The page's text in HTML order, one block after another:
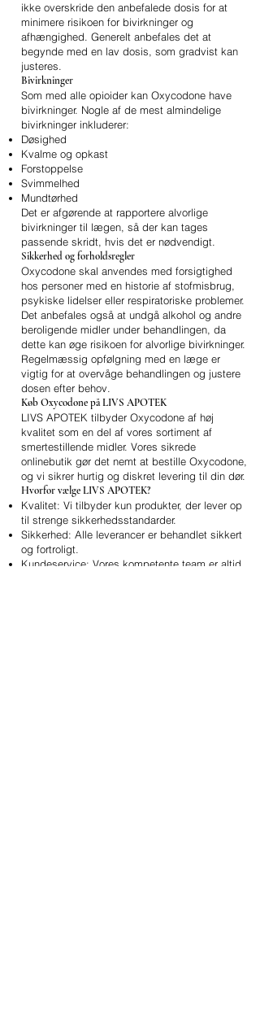
ikke overskride den anbefalede dosis for at
minimere risikoen for bivirkninger og
afhængighed. Generelt anbefales det at
begynde med en lav dosis, som gradvist kan
justeres.
Bivirkninger
Som med alle opioider kan Oxycodone have
bivirkninger. Nogle af de mest almindelige
bivirkninger inkluderer:
Døsighed
Kvalme og opkast
Forstoppelse
Svimmelhed
Mundtørhed
Det er afgørende at rapportere alvorlige
bivirkninger til lægen, så der kan tages
passende skridt, hvis det er nødvendigt.
Sikkerhed og forholdsregler
Oxycodone skal anvendes med forsigtighed
hos personer med en historie af stofmisbrug,
psykiske lidelser eller respiratoriske problemer.
Det anbefales også at undgå alkohol og andre
beroligende midler under behandlingen, da
dette kan øge risikoen for alvorlige bivirkninger.
Regelmæssig opfølgning med en læge er
vigtig for at overvåge behandlingen og justere
dosen efter behov.
Køb Oxycodone på LIVS APOTEK
LIVS APOTEK tilbyder Oxycodone af høj
kvalitet som en del af vores sortiment af
smertestillende midler. Vores sikrede
onlinebutik gør det nemt at bestille Oxycodone,
og vi sikrer hurtig og diskret levering til din dør.
Hvorfor vælge LIVS APOTEK?
Kvalitet: Vi tilbyder kun produkter, der lever op
til strenge sikkerhedsstandarder.
Sikkerhed: Alle leverancer er behandlet sikkert
og fortroligt.
Kundeservice: Vores kompetente team er altid